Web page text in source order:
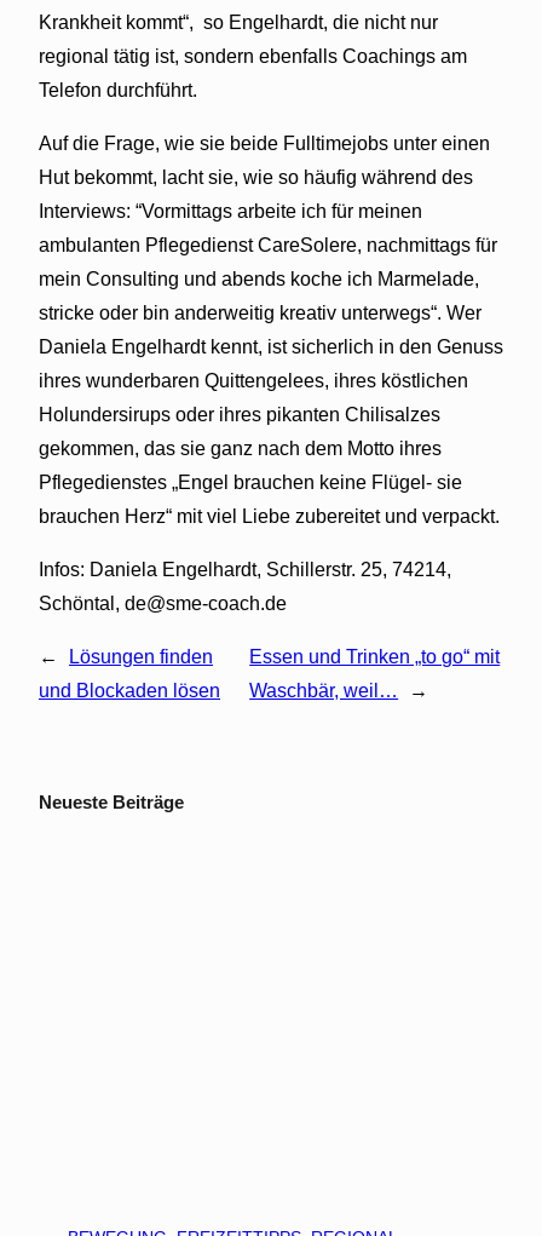
Krankheit kommt“, so Engelhardt, die nicht nur
regional tätig ist, sondern ebenfalls Coachings am
Telefon durchführt.
Auf die Frage, wie sie beide Fulltimejobs unter einen
Hut bekommt, lacht sie, wie so häufig während des
Interviews: “Vormittags arbeite ich für meinen
ambulanten Pflegedienst CareSolere, nachmittags für
mein Consulting und abends koche ich Marmelade,
stricke oder bin anderweitig kreativ unterwegs“. Wer
Daniela Engelhardt kennt, ist sicherlich in den Genuss
ihres wunderbaren Quittengelees, ihres köstlichen
Holundersirups oder ihres pikanten Chilisalzes
gekommen, das sie ganz nach dem Motto ihres
Pflegedienstes „Engel brauchen keine Flügel- sie
brauchen Herz“ mit viel Liebe zubereitet und verpackt.
Infos: Daniela Engelhardt, Schillerstr. 25, 74214,
Schöntal, de@sme-coach.de
←
Lösungen finden
und Blockaden lösen
Essen und Trinken „to go“ mit
Waschbär, weil…
→
Neueste Beiträge